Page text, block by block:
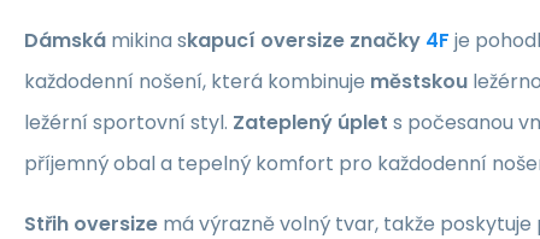
Dámská mikina skapucí oversize značky 4F je
každodenní nošení, která kombinuje městskou
ležérní sportovní styl. Zateplený úplet s počesanou
příjemný obal a tepelný komfort pro každodenní
Střih oversize má výrazně volný tvar, takže